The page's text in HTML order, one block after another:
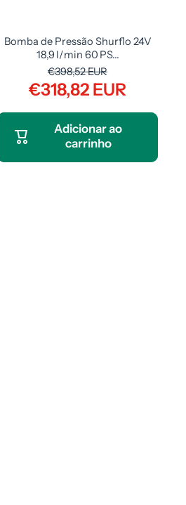
Bomba de Pressão Shurflo 24V
18,9 l/min 60 PS...
€398,52 EUR
€318,82 EUR
Adicionar ao
carrinho